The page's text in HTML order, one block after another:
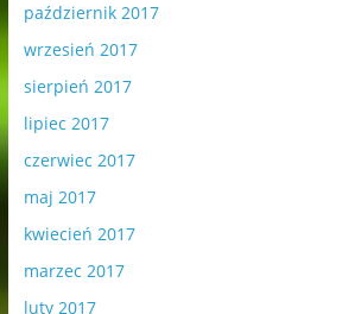
październik 2017
wrzesień 2017
sierpień 2017
lipiec 2017
czerwiec 2017
maj 2017
kwiecień 2017
marzec 2017
luty 2017